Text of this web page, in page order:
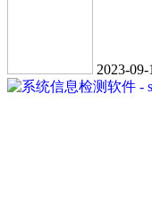
2023-09-